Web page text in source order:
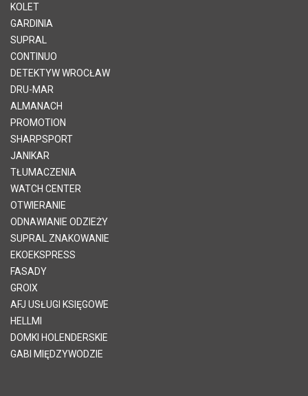
KOLET
GARDINIA
SUPRAL
CONTINUO
DETEKTYW WROCŁAW
DRU-MAR
ALMANACH
PROMOTION
SHARPSPORT
JANIKAR
TŁUMACZENIA
WATCH CENTER
OTWIERANIE
ODNAWIANIE ODZIEŻY
SUPRAL ZNAKOWANIE
EKOEKSPRESS
FASADY
GROIX
AFJ USŁUGI KSIĘGOWE
HELLMI
DOMKI HOLENDERSKIE
GABI MIĘDZYWODZIE